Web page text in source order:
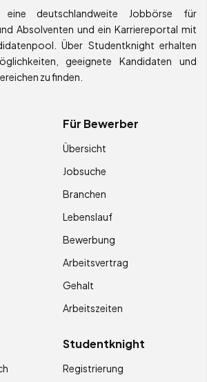
deutschlandweite Jobbörse für
Absolventen und ein Karriereportal mit
Über Studentknight erhalten
geeignete Kandidaten und
zu finden.
Für Bewerber
Übersicht
Jobsuche
Branchen
Lebenslauf
Bewerbung
Arbeitsvertrag
Gehalt
Arbeitszeiten
Studentknight
Registrierung